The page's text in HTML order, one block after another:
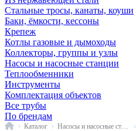
Стальные тросы, канаты, коуши
Баки, ёмкости, кессоны
Крепеж
Котлы газовые и дымоходы
Коллекторы, группы и узлы
Насосы и насосные станции
Теплообменники
Инструменты
Комплектация объектов
Все трубы
По брендам
ГлавнаяКаталог